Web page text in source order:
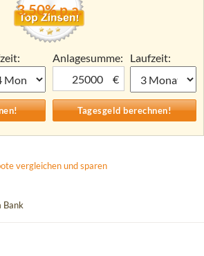
3,50% p.a.
Anlagesumme:
€
Laufzeit:
vergleichen und sparen
Bank